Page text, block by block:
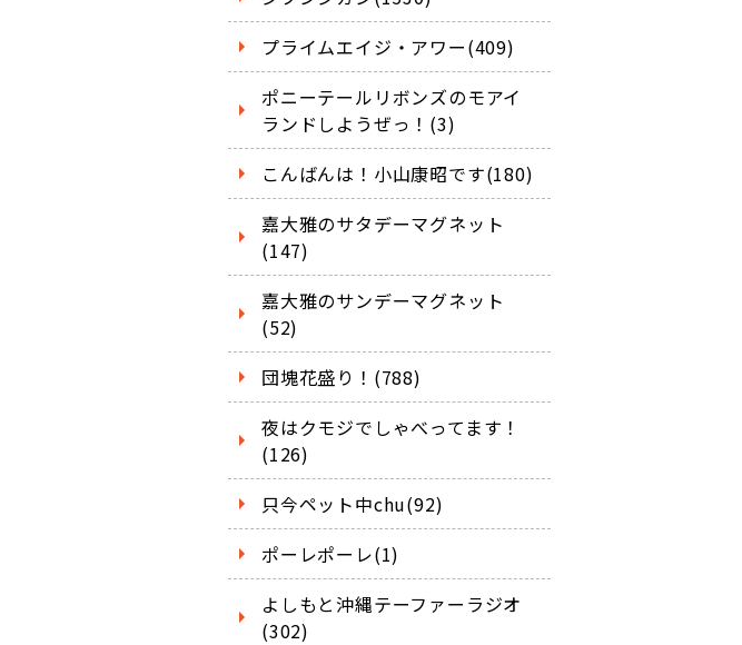
プライムエイジ・アワー(409)
ポニーテールリボンズのモアイ
ランドしようぜっ！(3)
こんばんは！小山康昭です(180)
嘉大雅のサタデーマグネット
(147)
嘉大雅のサンデーマグネット
(52)
団塊花盛り！(788)
夜はクモジでしゃべってます！
(126)
只今ペット中chu(92)
ポーレポーレ(1)
よしもと沖縄テーファーラジオ
(302)